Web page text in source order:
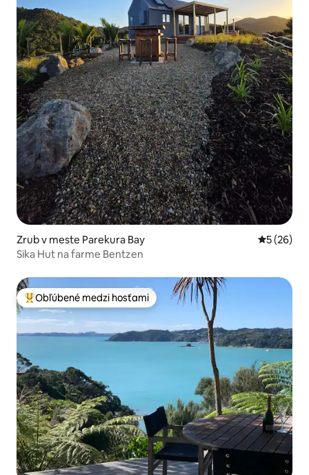
Zrub v meste Parekura Bay
5 (26)
Sika Hut na farme Bentzen
Najobľúbenejšie medzi hosťami
Obľúbené medzi hosťami